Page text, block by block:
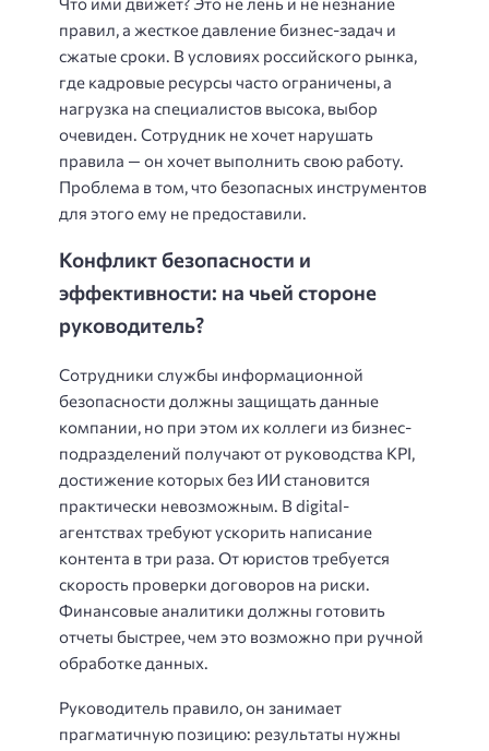
правил, а жесткое давление бизнес-задач и
сжатые сроки. В условиях российского рынка,
где кадровые ресурсы часто ограничены, а
нагрузка на специалистов высока, выбор
очевиден. Сотрудник не хочет нарушать
правила — он хочет выполнить свою работу.
Проблема в том, что безопасных инструментов
для этого ему не предоставили.
Конфликт безопасности и
эффективности: на чьей стороне
руководитель?
Сотрудники службы информационной
безопасности должны защищать данные
компании, но при этом их коллеги из бизнес-
подразделений получают от руководства KPI,
достижение которых без ИИ становится
практически невозможным. В digital-
агентствах требуют ускорить написание
контента в три раза. От юристов требуется
скорость проверки договоров на риски.
Финансовые аналитики должны готовить
отчеты быстрее, чем это возможно при ручной
обработке данных.
Руководитель правило, он занимает
прагматичную позицию: результаты нужны